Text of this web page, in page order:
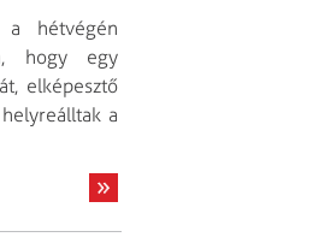
a hétvégén
hogy egy
elképesztő
a